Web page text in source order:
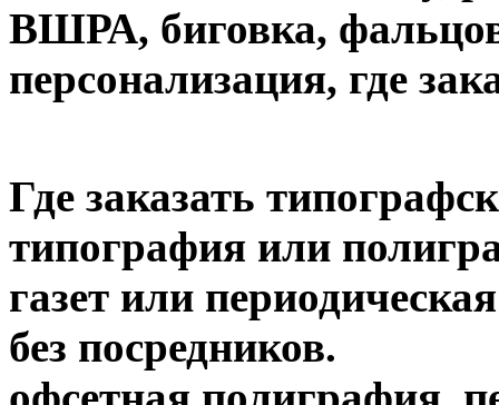
ВШРА, биговка,
персонализация, где
Где заказать
типография или
газет или
без посредников.